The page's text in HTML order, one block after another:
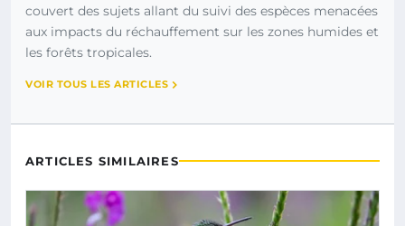
couvert des sujets allant du suivi des espèces menacées
aux impacts du réchauffement sur les zones humides et
les forêts tropicales.
VOIR TOUS LES ARTICLES
ARTICLES SIMILAIRES